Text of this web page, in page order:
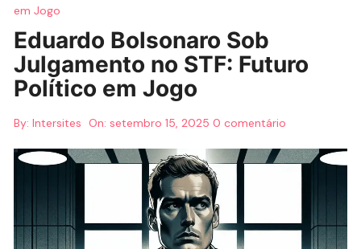
em Jogo
Eduardo Bolsonaro Sob
Julgamento no STF: Futuro
Político em Jogo
By: Intersites On:setembro 15, 2025 0 comentário